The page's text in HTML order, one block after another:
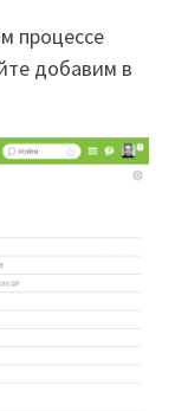
процессе
добавим в